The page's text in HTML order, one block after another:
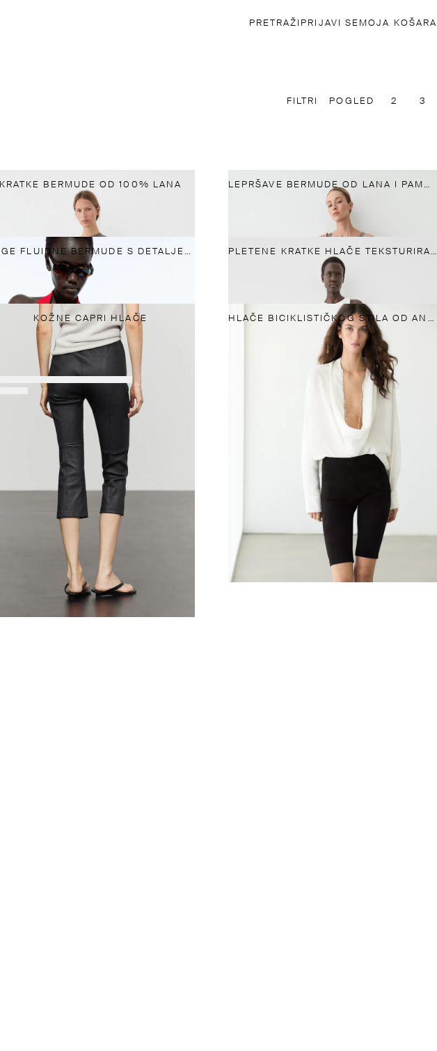
PRETRAŽI PRIJAVI SE MOJA KOŠARA
FILTRI POGLED 2 3
KRATKE BERMUDE OD 100% LANA LEPRŠAVE BERMUDE OD LANA I PAMUKA S REMENOM
DUGE FLUIDNE BERMUDE S DETALJEM MARAME PLETENE KRATKE HLAČE TEKSTURIRANE TKANINE
KOŽNE CAPRI HLAČE HLAČE BICIKLISTIČKOG STILA OD ANTILOP KOŽE